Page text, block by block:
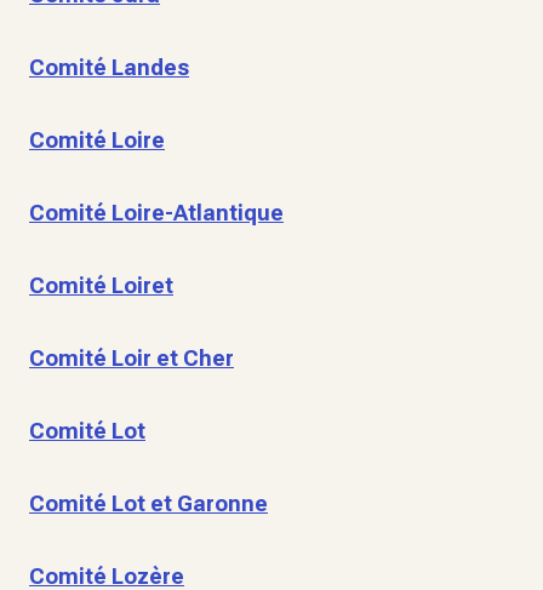
Comité Landes
Comité Loire
Comité Loire-Atlantique
Comité Loiret
Comité Loir et Cher
Comité Lot
Comité Lot et Garonne
Comité Lozère